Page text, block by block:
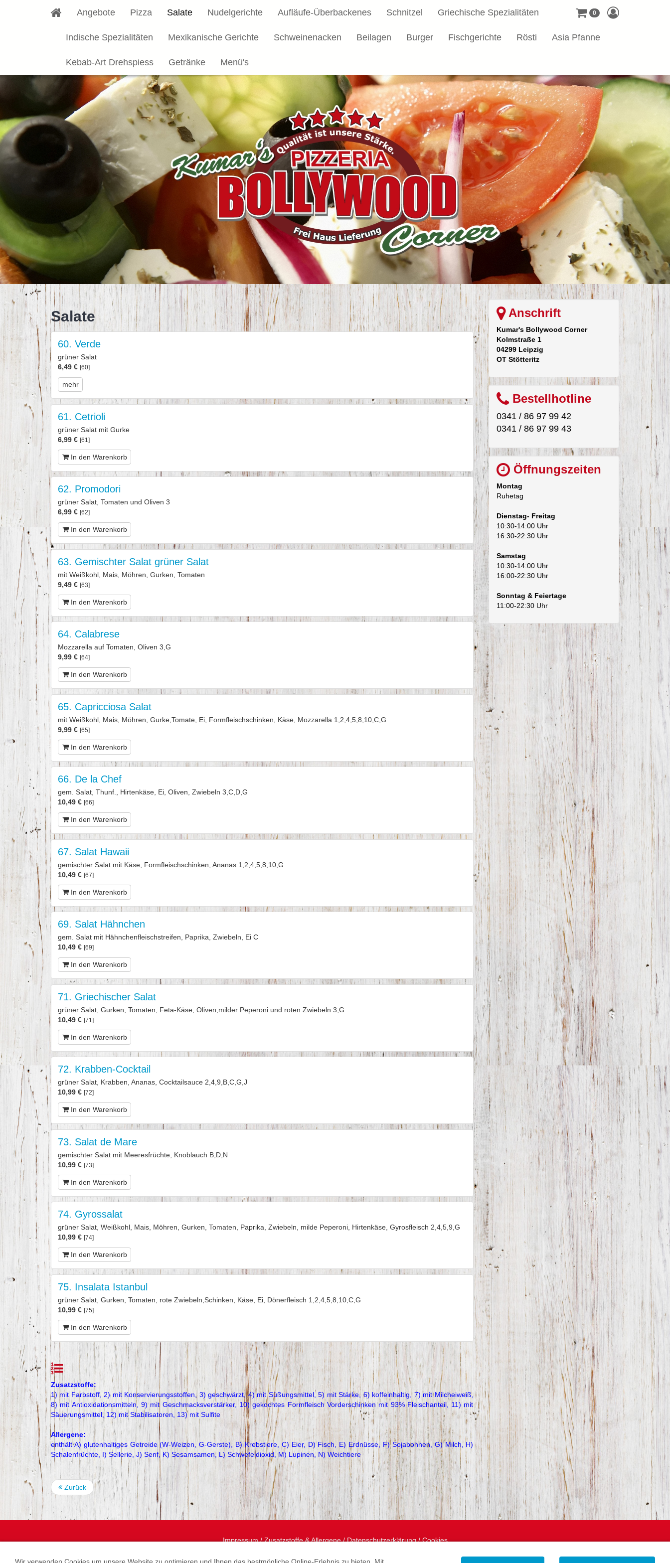
0
Angebote Pizza Salate Nudelgerichte Aufläufe-Überbackenes Schnitzel Griechische Spezialitäten
Indische Spezialitäten Mexikanische Gerichte Schweinenacken Beilagen Burger Fischgerichte Rösti Asia Pfanne
Kebab-Art Drehspiess Getränke Menü's
Salate
60. Verde
grüner Salat
6,49 € [60]
mehr
61. Cetrioli
grüner Salat mit Gurke
6,99 € [61]
In den Warenkorb
62. Promodori
grüner Salat, Tomaten und Oliven 3
6,99 € [62]
In den Warenkorb
63. Gemischter Salat grüner Salat
mit Weißkohl, Mais, Möhren, Gurken, Tomaten
9,49 € [63]
In den Warenkorb
64. Calabrese
Mozzarella auf Tomaten, Oliven 3,G
9,99 € [64]
In den Warenkorb
65. Capricciosa Salat
mit Weißkohl, Mais, Möhren, Gurke,Tomate, Ei, Formfleischschinken, Käse, Mozzarella 1,2,4,5,8,10,C,G
9,99 € [65]
In den Warenkorb
66. De la Chef
gem. Salat, Thunf., Hirtenkäse, Ei, Oliven, Zwiebeln 3,C,D,G
10,49 € [66]
In den Warenkorb
67. Salat Hawaii
gemischter Salat mit Käse, Formfleischschinken, Ananas 1,2,4,5,8,10,G
10,49 € [67]
In den Warenkorb
69. Salat Hähnchen
gem. Salat mit Hähnchenfleischstreifen, Paprika, Zwiebeln, Ei C
10,49 € [69]
In den Warenkorb
71. Griechischer Salat
grüner Salat, Gurken, Tomaten, Feta-Käse, Oliven,milder Peperoni und roten Zwiebeln 3,G
10,49 € [71]
In den Warenkorb
72. Krabben-Cocktail
grüner Salat, Krabben, Ananas, Cocktailsauce 2,4,9,B,C,G,J
10,99 € [72]
In den Warenkorb
73. Salat de Mare
gemischter Salat mit Meeresfrüchte, Knoblauch B,D,N
10,99 € [73]
In den Warenkorb
74. Gyrossalat
grüner Salat, Weißkohl, Mais, Möhren, Gurken, Tomaten, Paprika, Zwiebeln, milde Peperoni, Hirtenkäse, Gyrosfleisch 2,4,5,9,G
10,99 € [74]
In den Warenkorb
75. Insalata Istanbul
grüner Salat, Gurken, Tomaten, rote Zwiebeln,Schinken, Käse, Ei, Dönerfleisch 1,2,4,5,8,10,C,G
10,99 € [75]
In den Warenkorb
Zusatzstoffe:
1) mit Farbstoff, 2) mit Konservierungsstoffen, 3) geschwärzt, 4) mit Süßungsmittel, 5) mit Stärke, 6) koffeinhaltig, 7) mit Milcheiweiß,
8) mit Antioxidationsmitteln, 9) mit Geschmacksverstärker, 10) gekochtes Formfleisch Vorderschinken mit 93% Fleischanteil, 11) mit
Säuerungsmittel, 12) mit Stabilisatoren, 13) mit Sulfite
Allergene:
enthält A) glutenhaltiges Getreide (W-Weizen, G-Gerste), B) Krebstiere, C) Eier, D) Fisch, E) Erdnüsse, F) Sojabohnen, G) Milch, H)
Schalenfrüchte, I) Sellerie, J) Senf, K) Sesamsamen, L) Schwefeldioxid, M) Lupinen, N) Weichtiere
Zurück
Anschrift
Kumar's Bollywood Corner
Kolmstraße 1
04299 Leipzig
OT Stötteritz
Bestellhotline
0341 / 86 97 99 42
0341 / 86 97 99 43
Öffnungszeiten
Montag
Ruhetag
Dienstag- Freitag
10:30-14:00 Uhr
16:30-22:30 Uhr
Samstag
10:30-14:00 Uhr
16:00-22:30 Uhr
Sonntag & Feiertage
11:00-22:30 Uhr
Impressum / Zusatzstoffe & Allergene / Datenschutzerklärung / Cookies